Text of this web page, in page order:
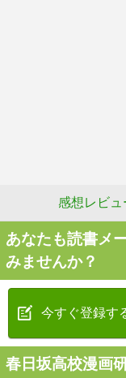
感想レビュ
あなたも読書メ
みませんか？
今すぐ登録す
春日坂高校漫画